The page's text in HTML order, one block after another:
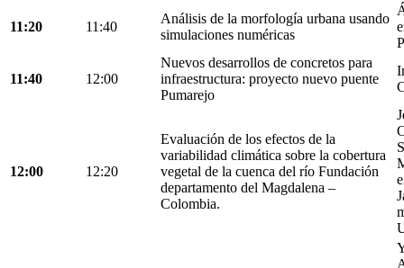
11:20 11:40
Análisis de la morfología urbana usando
simulaciones numéricas
11:40 12:00
Nuevos desarrollos de concretos para
infraestructura: proyecto nuevo puente
Pumarejo
12:00 12:20
Evaluación de los efectos de la
variabilidad climática sobre la cobertura
vegetal de la cuenca del río Fundación
departamento del Magdalena –
Colombia.